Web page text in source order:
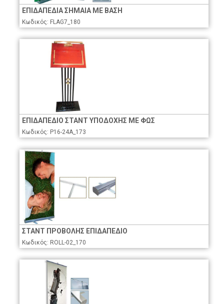
ΕΠΙΔΑΠΕΔΙΑ ΣΗΜΑΙΑ ΜΕ ΒΑΣΗ
Κωδικός: FLAG7_180
ΕΠΙΔΑΠΕΔΙΟ ΣΤΑΝΤ ΥΠΟΔΟΧΗΣ ΜΕ ΦΩΣ
Κωδικός: P16-24A_173
ΣΤΑΝΤ ΠΡΟΒΟΛΗΣ ΕΠΙΔΑΠΕΔΙΟ
Κωδικός: ROLL-02_170